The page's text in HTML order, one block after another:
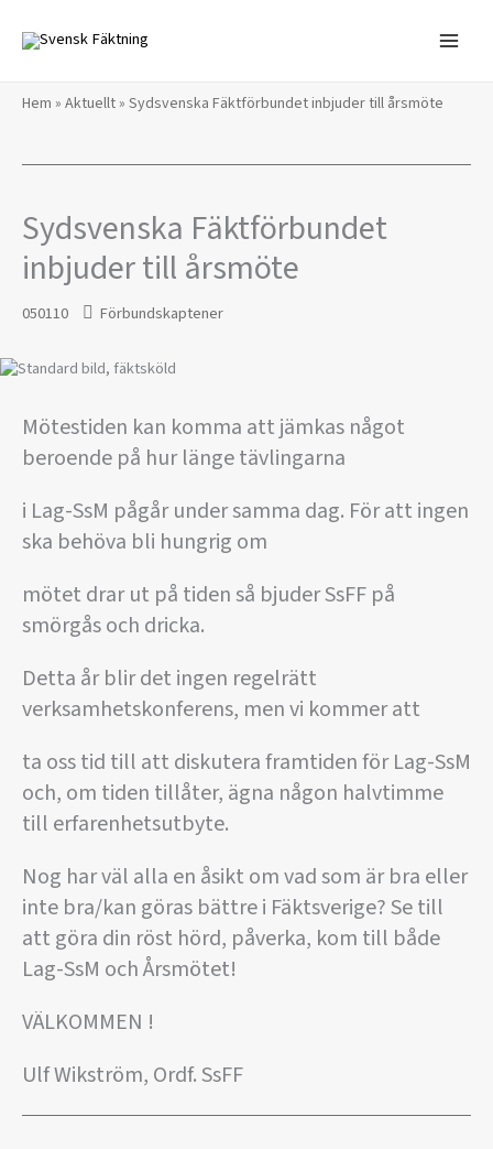
innehåll
Hem » Aktuellt» Sydsvenska Fäktförbundet inbjuder till årsmöte
Sydsvenska Fäktförbundet
inbjuder till årsmöte
050110 Förbundskaptener
Mötestiden kan komma att jämkas något
beroende på hur länge tävlingarna
i Lag-SsM pågår under samma dag. För att ingen
ska behöva bli hungrig om
mötet drar ut på tiden så bjuder SsFF på
smörgås och dricka.
Detta år blir det ingen regelrätt
verksamhetskonferens, men vi kommer att
ta oss tid till att diskutera framtiden för Lag-SsM
och, om tiden tillåter, ägna någon halvtimme
till erfarenhetsutbyte.
Nog har väl alla en åsikt om vad som är bra eller
inte bra/kan göras bättre i Fäktsverige? Se till
att göra din röst hörd, påverka, kom till både
Lag-SsM och Årsmötet!
VÄLKOMMEN !
Ulf Wikström, Ordf. SsFF